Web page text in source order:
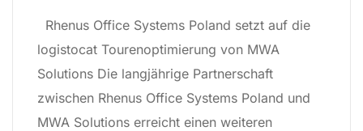
Rhenus Office Systems Poland setzt auf die
logistocat Tourenoptimierung von MWA
Solutions Die langjährige Partnerschaft
zwischen Rhenus Office Systems Poland und
MWA Solutions erreicht einen weiteren